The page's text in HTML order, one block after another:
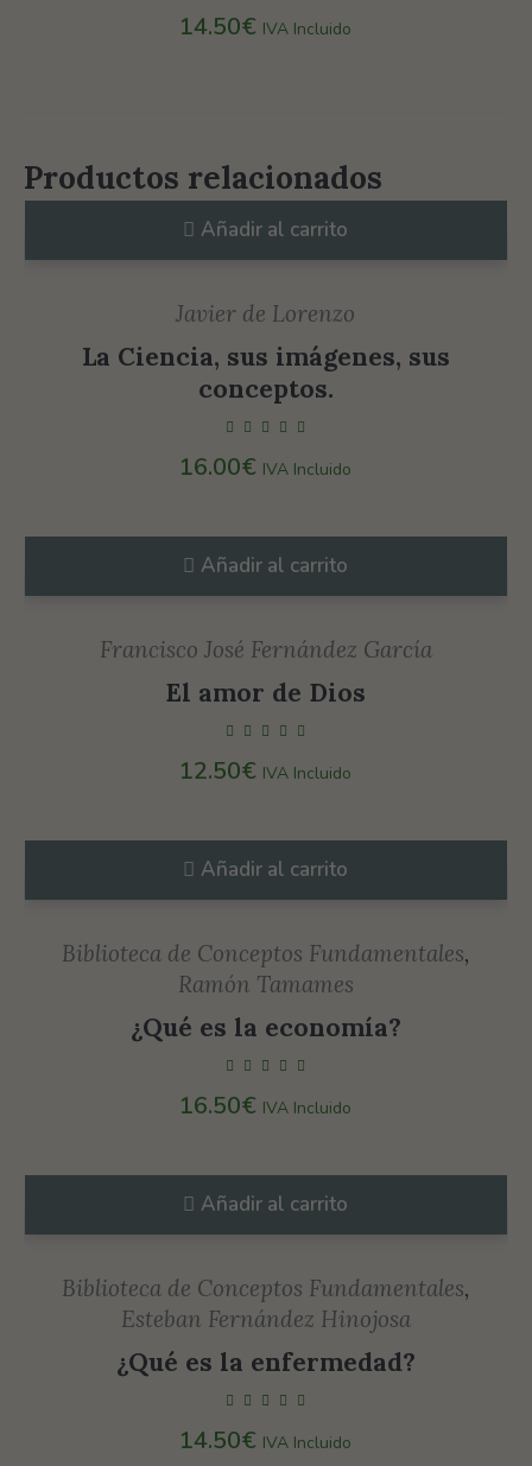
14.50€ IVA Incluido
Productos relacionados
Añadir al carrito
Javier de Lorenzo
La Ciencia, sus imágenes, sus
conceptos.
16.00€ IVA Incluido
Añadir al carrito
Francisco José Fernández García
El amor de Dios
12.50€ IVA Incluido
Añadir al carrito
Biblioteca de Conceptos Fundamentales,
Ramón Tamames
¿Qué es la economía?
16.50€ IVA Incluido
Añadir al carrito
Biblioteca de Conceptos Fundamentales,
Esteban Fernández Hinojosa
¿Qué es la enfermedad?
14.50€ IVA Incluido
opcionales.
Son
necesarias
para que
web.
Estadísticas
podamos
y estructura
se usa la web.
Para que
funcione lo
mejor posible
durante tu
rechaza estas
cookies,
algunas
Marketing
intereses y
comportamiento
nuestro sitio,
posibilidad de